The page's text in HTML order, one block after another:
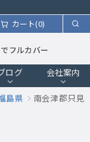
カート(0)
フルカバー
ログ 会社案内
島県
南会津郡只見